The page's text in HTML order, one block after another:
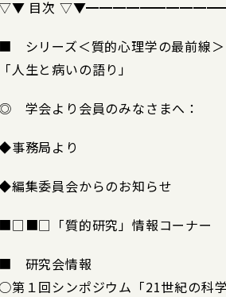
目次
■ シリーズ＜質的心理学の最前線＞
「人生と病いの語り」
◎ 学会より会員のみなさまへ：
事務局より
編集委員会からのお知らせ
■□■□「質的研究」情報コーナー
■ 研究会情報
○第１回シンポジウム「21世紀の科